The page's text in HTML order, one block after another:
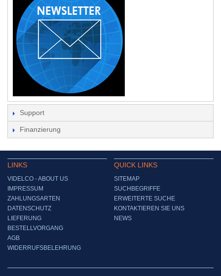
Support
Finanzierung
LINKS
VIDELCO - ABOUT US
IMPRESSUM
ZAHLUNGSARTEN
DATENSCHUTZ
LIEFERUNG
BESTELLVORGANG
AGB
WIDERRUFSBELEHRUNG
QUICK LINKS
SITEMAP
SUCHBEGRIFFE
ERWEITERTE SUCHE
KONTAKTIEREN SIE UNS
NEWS